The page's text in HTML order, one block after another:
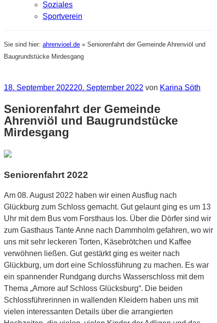
Soziales
Sportverein
Sie sind hier: ahrenvioel.de » Seniorenfahrt der Gemeinde Ahrenviöl und
Baugrundstücke Mirdesgang
Veröffentlicht
18. September 202220. September 2022 von Karina Söth
Seniorenfahrt der Gemeinde
Ahrenviöl und Baugrundstücke
Mirdesgang
Seniorenfahrt 2022
Am 08. August 2022 haben wir einen Ausflug nach
Glückburg zum Schloss gemacht. Gut gelaunt ging es um 13
Uhr mit dem Bus vom Forsthaus los. Über die Dörfer sind wir
zum Gasthaus Tante Anne nach Dammholm gefahren, wo wir
uns mit sehr leckeren Torten, Käsebrötchen und Kaffee
verwöhnen ließen. Gut gestärkt ging es weiter nach
Glückburg, um dort eine Schlossführung zu machen. Es war
ein spannender Rundgang durchs Wasserschloss mit dem
Thema „Amore auf Schloss Glücksburg“. Die beiden
Schlossführerinnen in wallenden Kleidern haben uns mit
vielen interessanten Details über die arrangierten